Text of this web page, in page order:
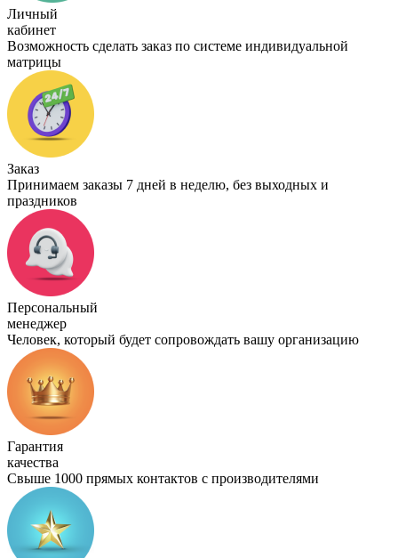
Личный
кабинет
Возможность сделать заказ по системе индивидуальной
матрицы
Заказ
Принимаем заказы 7 дней в неделю, без выходных и
праздников
Персональный
менеджер
Человек, который будет сопровождать вашу организацию
Гарантия
качества
Свыше 1000 прямых контактов с производителями